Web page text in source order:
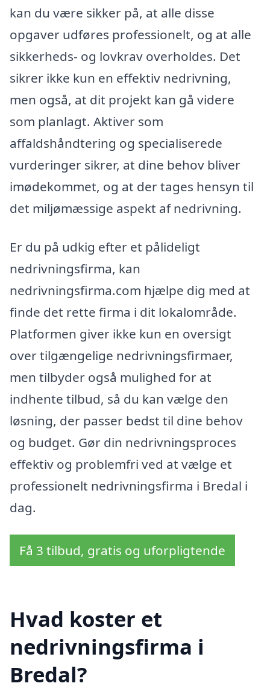
kan du være sikker på, at alle disse
opgaver udføres professionelt, og at alle
sikkerheds- og lovkrav overholdes. Det
sikrer ikke kun en effektiv nedrivning,
men også, at dit projekt kan gå videre
som planlagt. Aktiver som
affaldshåndtering og specialiserede
vurderinger sikrer, at dine behov bliver
imødekommet, og at der tages hensyn til
det miljømæssige aspekt af nedrivning.
Er du på udkig efter et pålideligt
nedrivningsfirma, kan
nedrivningsfirma.com hjælpe dig med at
finde det rette firma i dit lokalområde.
Platformen giver ikke kun en oversigt
over tilgængelige nedrivningsfirmaer,
men tilbyder også mulighed for at
indhente tilbud, så du kan vælge den
løsning, der passer bedst til dine behov
og budget. Gør din nedrivningsproces
effektiv og problemfri ved at vælge et
professionelt nedrivningsfirma i Bredal i
dag.
Få 3 tilbud, gratis og uforpligtende
Hvad koster et
nedrivningsfirma i
Bredal?